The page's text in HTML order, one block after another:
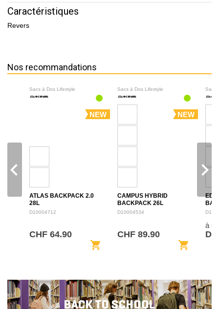
Caractéristiques
Revers
Nos recommandations
Sacs à Dos Lifestyle
NEW
ATLAS BACKPACK 2.0
28L
D10004712
CHF 64.90
shopping_cart
Sacs à Dos Lifestyle
NEW
CAMPUS HYBRID
BACKPACK 26L
D10004534
CHF 89.90
shopping_cart
Sacs
à
De
navigate_before navigate_next